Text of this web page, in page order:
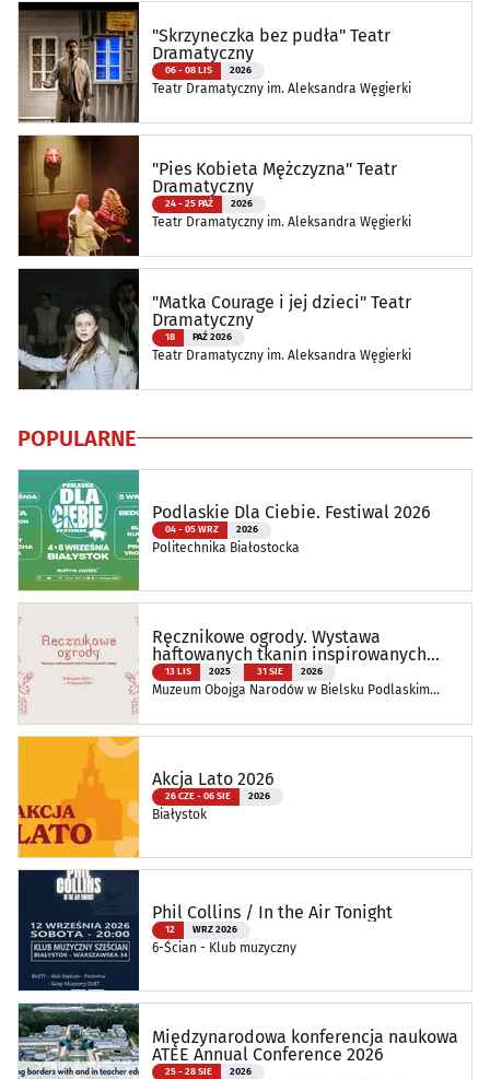
"Skrzyneczka bez pudła" Teatr
Dramatyczny
06 - 08 LIS 2026
Teatr Dramatyczny im. Aleksandra Węgierki
"Pies Kobieta Mężczyzna" Teatr
Dramatyczny
24 - 25 PAŹ 2026
Teatr Dramatyczny im. Aleksandra Węgierki
"Matka Courage i jej dzieci" Teatr
Dramatyczny
18 PAŹ 2026
Teatr Dramatyczny im. Aleksandra Węgierki
POPULARNE
Podlaskie Dla Ciebie. Festiwal 2026
04 - 05 WRZ 2026
Politechnika Białostocka
Ręcznikowe ogrody. Wystawa
haftowanych tkanin inspirowanych
naturą
13 LIS 2025 31 SIE 2026
Muzeum Obojga Narodów w Bielsku Podlaskim
Akcja Lato 2026
26 CZE - 06 SIE 2026
Białystok
Phil Collins / In the Air Tonight
12 WRZ 2026
6-Ścian - Klub muzyczny
Międzynarodowa konferencja naukowa
ATEE Annual Conference 2026
25 - 28 SIE 2026